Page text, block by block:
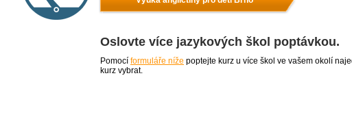
Oslovte více jazykových škol poptávkou.
Pomocí formuláře níže poptejte kurz u více škol ve vašem okolí
kurz vybrat.